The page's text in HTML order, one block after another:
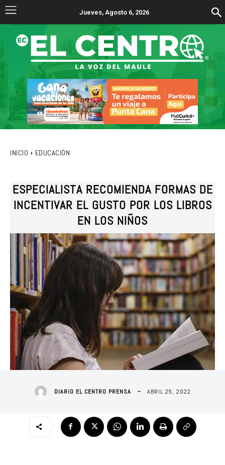
Jueves, Agosto 6, 2026
INICIO EDUCACIÓN
ESPECIALISTA RECOMIENDA FORMAS DE
INCENTIVAR EL GUSTO POR LOS LIBROS
EN LOS NIÑOS
DIARIO EL CENTRO PRENSA ABRIL 25, 2022